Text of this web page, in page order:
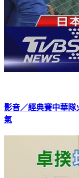
影音／經典賽中華
氣